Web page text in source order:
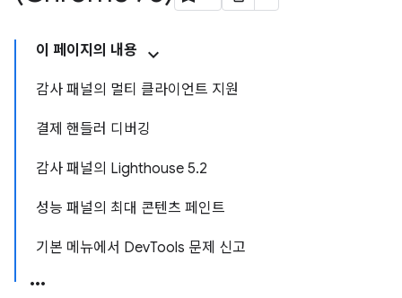
이 페이지의 내용
감사 패널의 멀티 클라이언트 지원
결제 핸들러 디버깅
감사 패널의 Lighthouse 5.2
성능 패널의 최대 콘텐츠 페인트
기본 메뉴에서 DevTools 문제 신고